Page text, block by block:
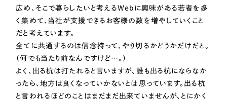
コーポレート・企業サイト （278件）
ブランドサイト・サービスサイト （85件）
広め、そこで暮らしたいと考えるWebに興味がある若者を多
く集めて、当社が支援できるお客様の数を増やしていくこと
だと考えています。
全てに共通するのは信念持って、やり切るかどうかだけだと。
（何でも当たり前なんですけど…。）
よく、出る杭は打たれると言いますが、誰も出る杭にならなか
ったら、地方は良くなっていかないとは思っています。出る杭
と言われるほどのことはまだまだ出来ていませんが、とにかく